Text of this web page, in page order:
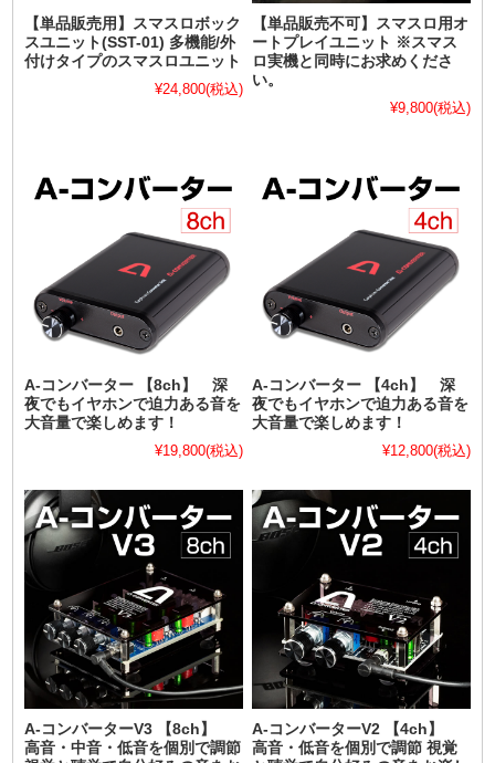
【単品販売用】スマスロボック
スユニット(SST-01) 多機能/外
付けタイプのスマスロユニット
¥24,800(税込)
【単品販売不可】スマスロ用オ
ートプレイユニット ※スマス
ロ実機と同時にお求めくださ
い。
¥9,800(税込)
A-コンバーター 【8ch】 深
夜でもイヤホンで迫力ある音を
大音量で楽しめます！
¥19,800(税込)
A-コンバーター 【4ch】 深
夜でもイヤホンで迫力ある音を
大音量で楽しめます！
¥12,800(税込)
A-コンバーターV3 【8ch】
高音・中音・低音を個別で調節
A-コンバーターV2 【4ch】
高音・低音を個別で調節 視覚